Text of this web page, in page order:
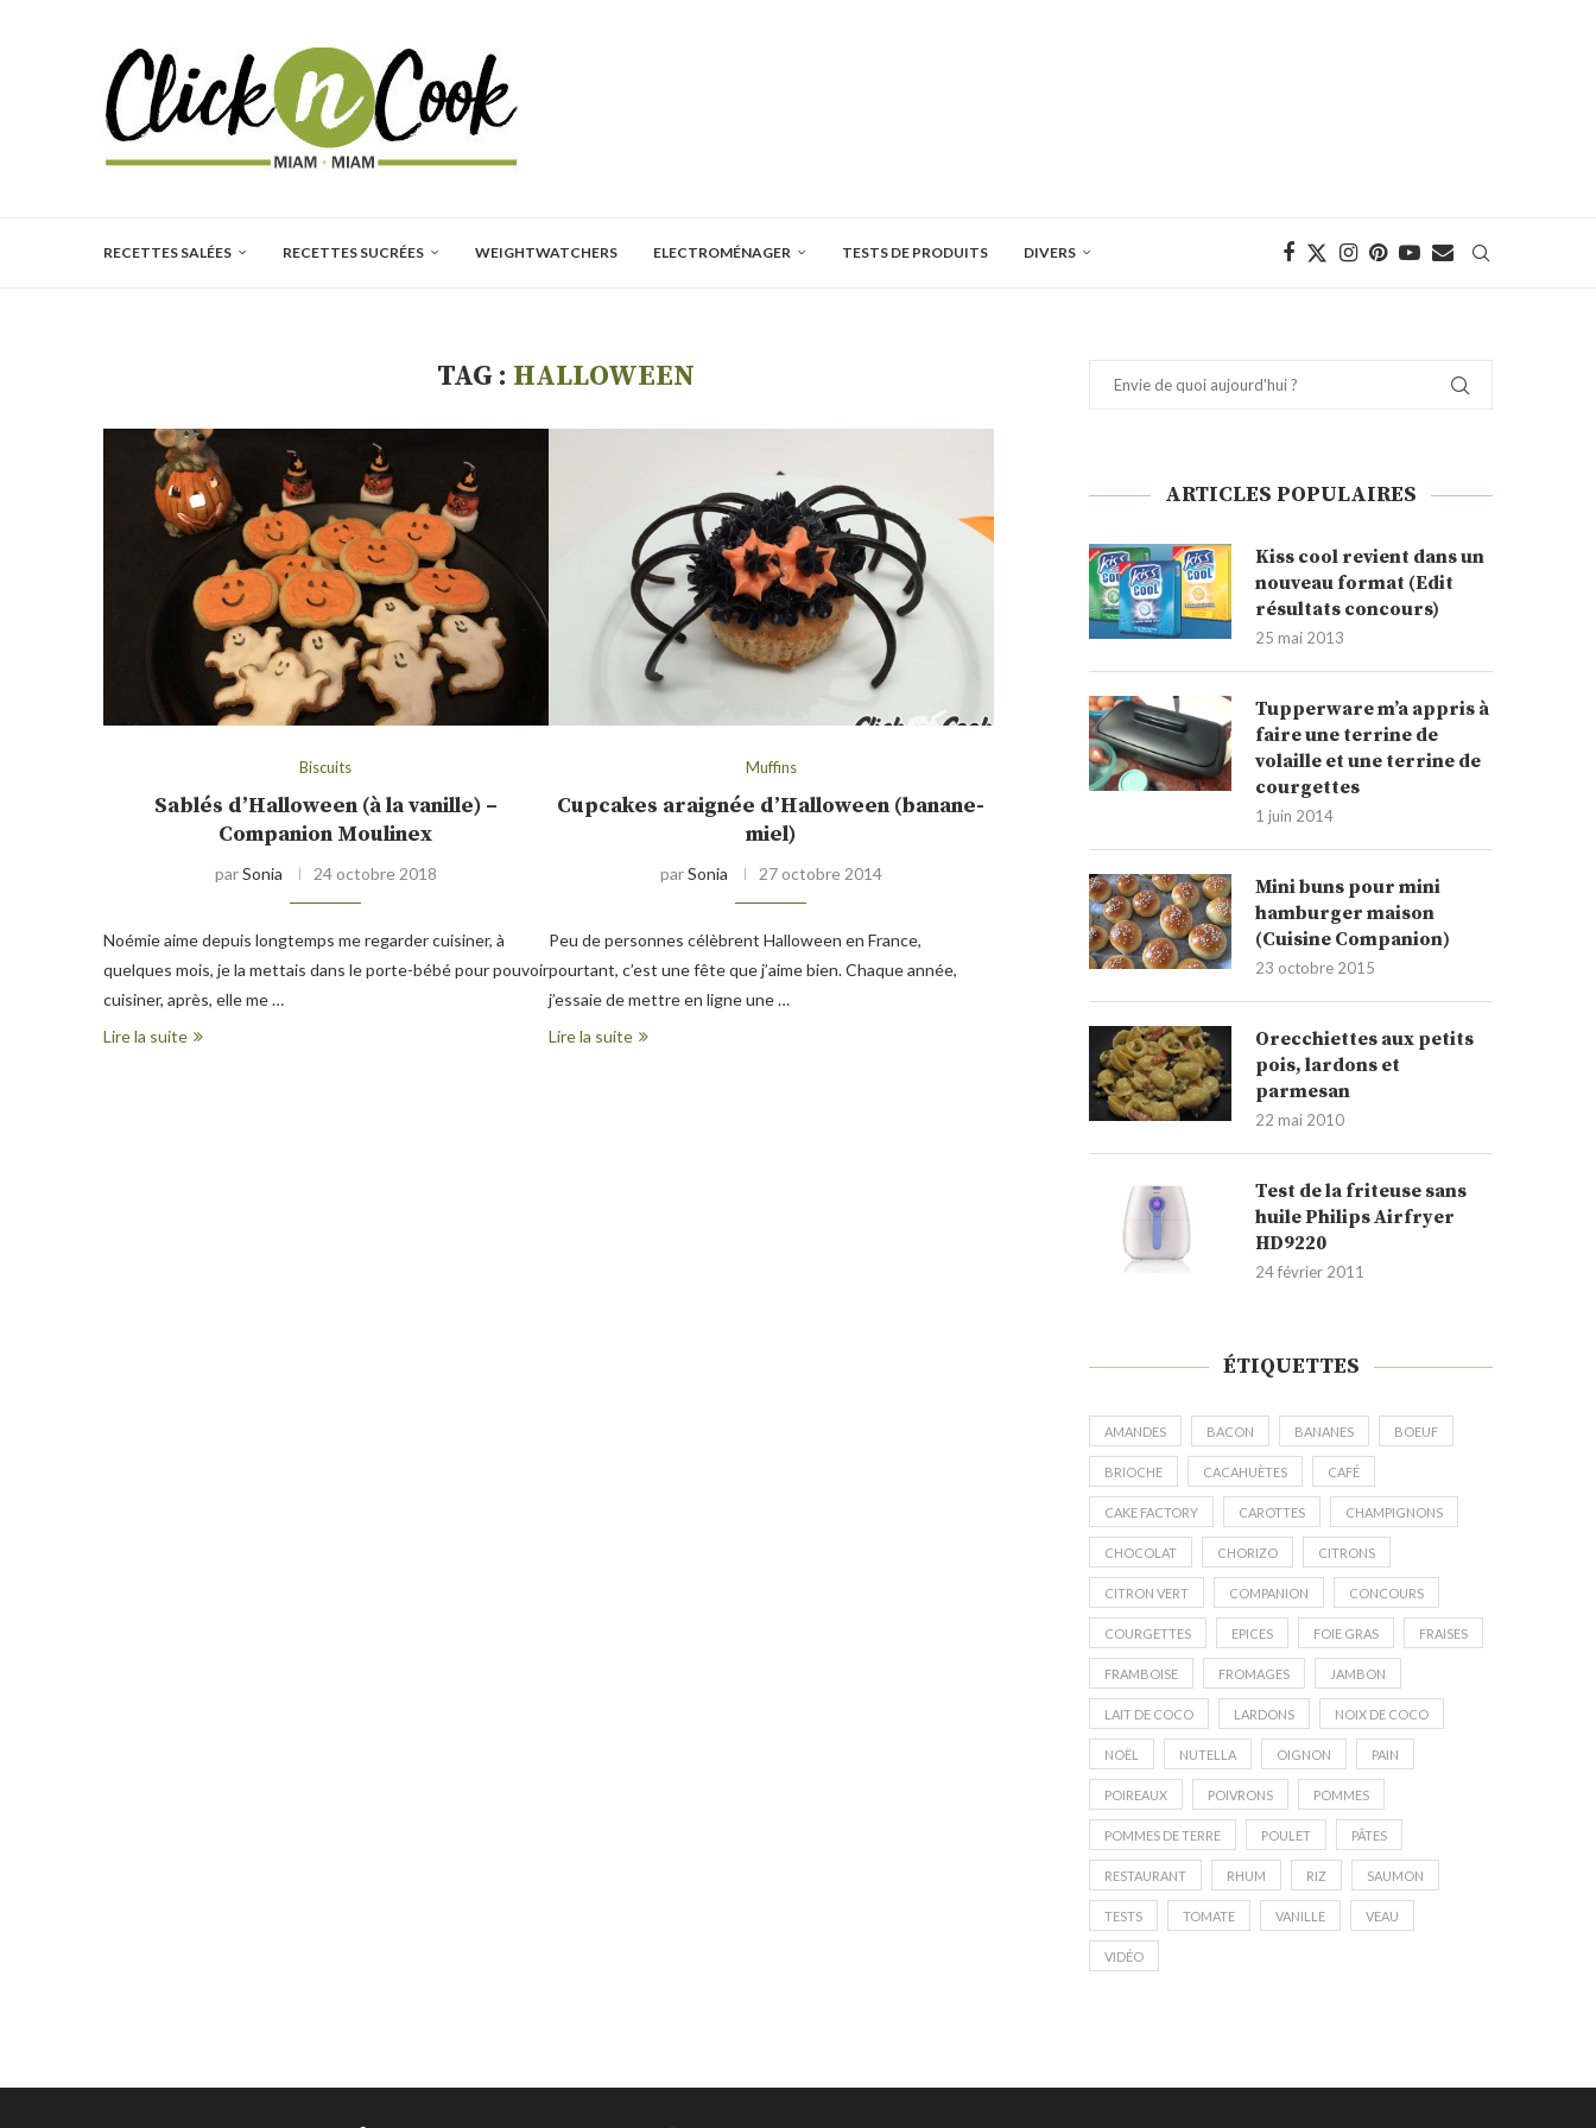
RECETTES SALÉES RECETTES SUCRÉES WEIGHTWATCHERS ELECTROMÉNAGER TESTS DE PRODUITS DIVERS
TAG : HALLOWEEN
Biscuits
Sablés d’Halloween (à la vanille) –
Companion Moulinex
parSonia 24 octobre 2018
Noémie aime depuis longtemps me regarder cuisiner, à
quelques mois, je la mettais dans le porte-bébé pour pouvoir
cuisiner, après, elle me …
Lire la suite
Muffins
Cupcakes araignée d’Halloween (banane-
miel)
parSonia 27 octobre 2014
Peu de personnes célèbrent Halloween en France,
pourtant, c’est une fête que j’aime bien. Chaque année,
j’essaie de mettre en ligne une …
Lire la suite
ARTICLES POPULAIRES
Kiss cool revient dans un
nouveau format (Edit
résultats concours)
25 mai 2013
Tupperware m’a appris à
faire une terrine de
volaille et une terrine de
courgettes
1 juin 2014
Mini buns pour mini
hamburger maison
(Cuisine Companion)
23 octobre 2015
Orecchiettes aux petits
pois, lardons et
parmesan
22 mai 2010
Test de la friteuse sans
huile Philips Airfryer
HD9220
24 février 2011
ÉTIQUETTES
AMANDES BACON BANANES BOEUF
BRIOCHE CACAHUÈTES CAFÉ
CAKE FACTORY CAROTTES CHAMPIGNONS
CHOCOLAT CHORIZO CITRONS
CITRON VERT COMPANION CONCOURS
COURGETTES EPICES FOIE GRAS FRAISES
FRAMBOISE FROMAGES JAMBON
LAIT DE COCO LARDONS NOIX DE COCO
NOËL NUTELLA OIGNON PAIN
POIREAUX POIVRONS POMMES
POMMES DE TERRE POULET PÂTES
RESTAURANT RHUM RIZ SAUMON
TESTS TOMATE VANILLE VEAU
VIDÉO